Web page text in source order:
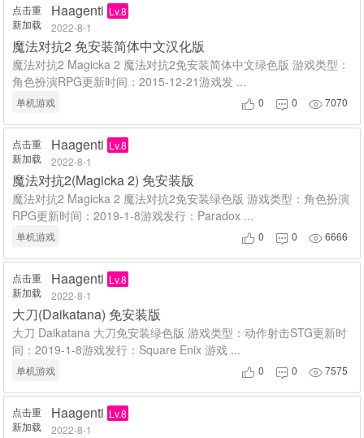
点击重
新加载
Haagenti Lv.8
2022-8-1
魔法对抗2 免安装简体中文汉化版
魔法对抗2 Magicka 2 魔法对抗2免安装简体中文绿色版 游戏类型：
角色扮演RPG更新时间：2015-12-21游戏发 ...
单机游戏  0  0 7070
点击重
新加载
Haagenti Lv.8
2022-8-1
魔法对抗2(Magicka 2) 免安装版
魔法对抗2 Magicka 2 魔法对抗2免安装绿色版 游戏类型：角色扮演
RPG更新时间：2019-1-8游戏发行：Paradox ...
单机游戏  0  0 6666
点击重
新加载
Haagenti Lv.8
2022-8-1
大刀(Daikatana) 免安装版
大刀 Daikatana 大刀免安装绿色版 游戏类型：动作射击STG更新时
间：2019-1-8游戏发行：Square Enix 游戏 ...
单机游戏  0  0 7575
点击重
新加载
Haagenti Lv.8
2022-8-1